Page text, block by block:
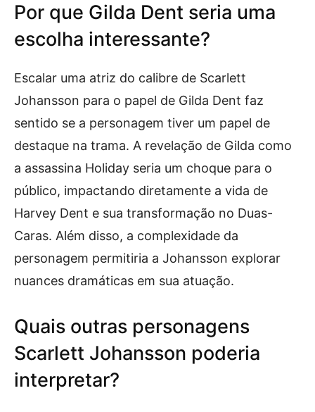
Por que Gilda Dent seria uma
escolha interessante?
Escalar uma atriz do calibre de Scarlett
Johansson para o papel de Gilda Dent faz
sentido se a personagem tiver um papel de
destaque na trama. A revelação de Gilda como
a assassina Holiday seria um choque para o
público, impactando diretamente a vida de
Harvey Dent e sua transformação no Duas-
Caras. Além disso, a complexidade da
personagem permitiria a Johansson explorar
nuances dramáticas em sua atuação.
Quais outras personagens
Scarlett Johansson poderia
interpretar?